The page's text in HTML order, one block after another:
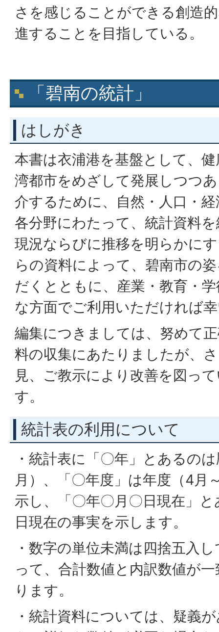
さを感じることができる創造
進することを目指している。
「碧南の統計」
はしがき
本書は衣浦港を基盤として、
湾都市をめざして発展しつつ
介するために、自然・人口・
各分野にわたって、統計資料
現況ならびに推移を明らかに
らの資料によって、碧南市の
だくとともに、産業・教育・
な方面でご利用いただければ
編集につきましては、努めて
料の収集にあたりましたが、
見、ご教示により改善を図っ
す。
統計表の利用について
・統計表に「〇年」とあるの
月）、「〇年度」は年度（4月
示し、「〇年〇月〇日現在」
日現在の事実を示します。
・数字の単位未満は四捨五入
って、合計数値と内訳数値が
ります。
・統計資料については、疑義